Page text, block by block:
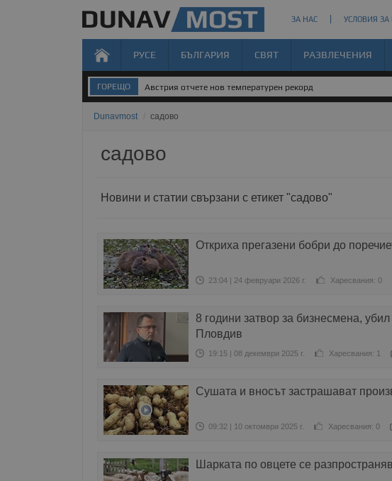
ЗА НАС УСЛОВИЯ ЗА
РУСЕ БЪЛГАРИЯ СВЯТ РАЗВЛЕЧЕНИЯ
ГОРЕЩО Австрия отчете нов температурен рекорд
Dunavmost садово
садово
Новини и статии свързани с етикет "садово"
Откриха прегазени бобри до
23:04 | 24 февруари 2026 г. Харесвания: 0
8 години затвор за бизнесмена,
Пловдив
19:15 | 08 декември 2025 г. Харесвания: 1
Сушата и вносът застрашават
09:32 | 10 октомври 2025 г. Харесвания: 0
Шарката по овцете се